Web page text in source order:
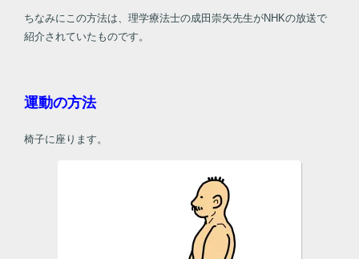
ちなみにこの方法は、理学療法士の成田崇矢先生がNHKの放送で
紹介されていたものです。
運動の方法
椅子に座ります。